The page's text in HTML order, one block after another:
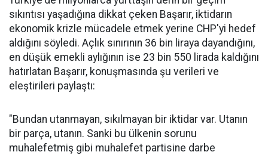
sıkıntısı yaşadığına dikkat çeken Başarır, iktidarın
ekonomik krizle mücadele etmek yerine CHP'yi hedef
aldığını söyledi. Açlık sınırının 36 bin liraya dayandığını,
en düşük emekli aylığının ise 23 bin 550 lirada kaldığını
hatırlatan Başarır, konuşmasında şu verileri ve
eleştirileri paylaştı:
"Bundan utanmayan, sıkılmayan bir iktidar var. Utanın
bir parça, utanın. Sanki bu ülkenin sorunu
muhalefetmiş gibi muhalefet partisine darbe